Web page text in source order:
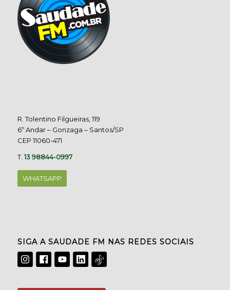
R. Tolentino Filgueiras, 119
6º Andar – Gonzaga – Santos/SP
CEP 11060-471
T.13 98844-0997
WHATSAPP
SIGA A SAUDADE FM NAS REDES SOCIAIS